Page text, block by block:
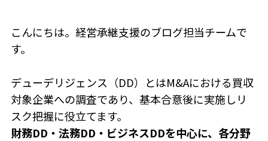
こんにちは。経営承継支援のブログ担当チームで
す。
デューデリジェンス（DD）とはM&Aにおける買収
対象企業への調査であり、基本合意後に実施しリ
スク把握に役立てます。
財務DD・法務DD・ビジネスDDを中心に、各分野